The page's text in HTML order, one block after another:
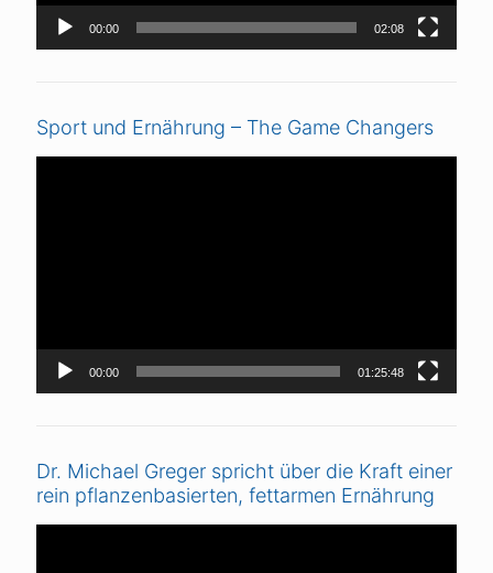
00:00 02:08
Sport und Ernährung – The Game Changers
00:00 01:25:48
Dr. Michael Greger spricht über die Kraft einer
rein pflanzenbasierten, fettarmen Ernährung